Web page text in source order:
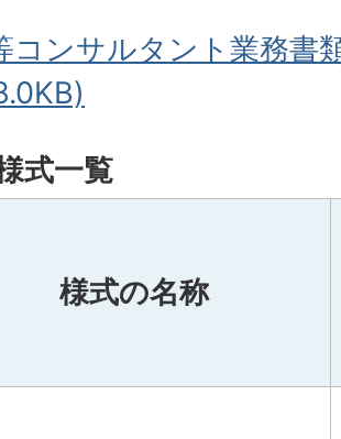
コンサルタント業務書
式一覧
様式の名称